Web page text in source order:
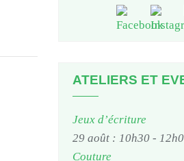
ATELIERS ET
Jeux d’écriture
29 août : 10h30 -
Couture